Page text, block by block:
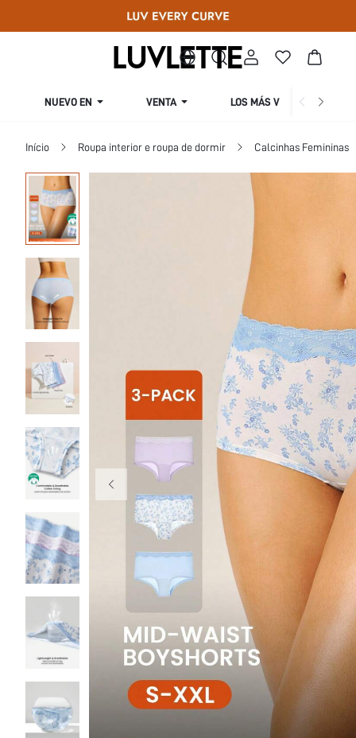
NUEVO EN VENTA LOS MÁS VENDIDOS
Início Roupa interior e roupa de dormir Calcinhas Femininas